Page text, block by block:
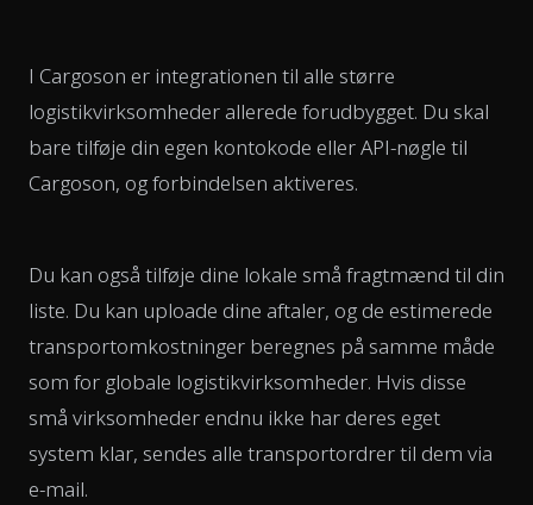
I Cargoson er integrationen til alle større
logistikvirksomheder allerede forudbygget. Du skal
bare tilføje din egen kontokode eller API-nøgle til
Cargoson, og forbindelsen aktiveres.
Du kan også tilføje dine lokale små fragtmænd til din
liste. Du kan uploade dine aftaler, og de estimerede
transportomkostninger beregnes på samme måde
som for globale logistikvirksomheder. Hvis disse
små virksomheder endnu ikke har deres eget
system klar, sendes alle transportordrer til dem via
e-mail.